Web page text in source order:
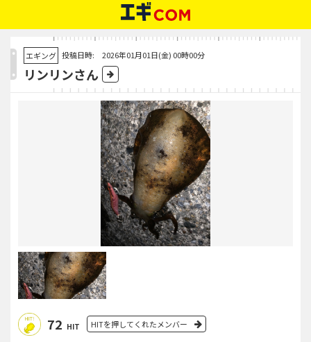
エギング 投稿日時: 2026年01月01日(金) 00時00分
リンリンさん
72 HIT HITを押してくれたメンバー